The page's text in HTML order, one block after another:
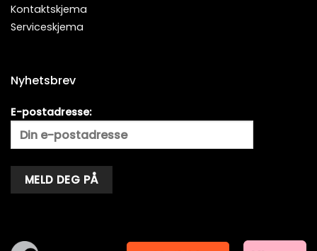
Kontaktskjema
Serviceskjema
Nyhetsbrev
E-postadresse: